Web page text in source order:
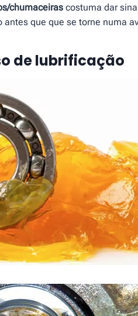
chumaceiras costuma dar
antes que que se torne numa
de lubrificação